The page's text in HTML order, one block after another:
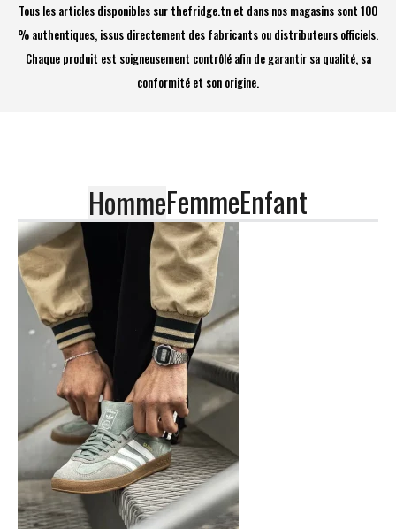
Tous les articles disponibles sur thefridge.tn et dans nos magasins sont 100
% authentiques, issus directement des fabricants ou distributeurs officiels.
Chaque produit est soigneusement contrôlé afin de garantir sa qualité, sa
conformité et son origine.
HommeFemmeEnfant